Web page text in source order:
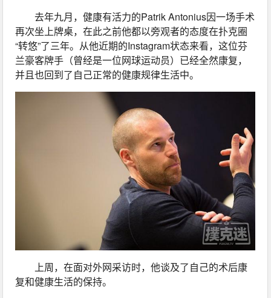
去年九月，健康有活力的Patrik Antonius因一场手术
再次坐上牌桌，在此之前他都以旁观者的态度在扑克圈
“转悠”了三年。从他近期的Instagram状态来看，这位芬
兰豪客牌手（曾经是一位网球运动员）已经全然康复，
并且也回到了自己正常的健康规律生活中。
上周，在面对外网采访时，他谈及了自己的术后康
复和健康生活的保持。